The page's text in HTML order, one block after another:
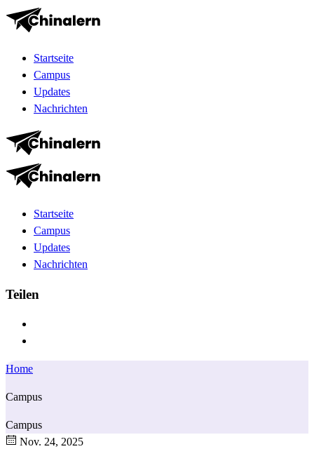
Startseite
Campus
Updates
Nachrichten
Startseite
Campus
Updates
Nachrichten
Teilen
Home
Campus
Campus
Nov. 24, 2025